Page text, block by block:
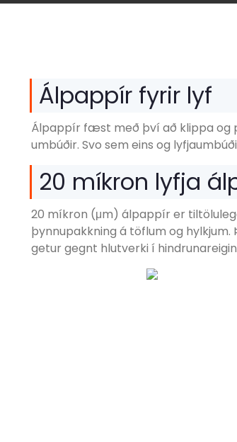
Álpappír fyrir lyf
Álpappír fæst með því að klippa og
umbúðir. Svo sem eins og
20 míkron lyfja
20 míkron (μm) álpappír er
þynnupakkning á töflum og
getur gegnt hlutverki í